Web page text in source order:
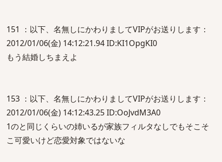
151 ：以下、名無しにかわりましてVIPがお送りします：
2012/01/06(金) 14:12:21.94 ID:KI1OpgKI0
もう結婚しちまえよ
153 ：以下、名無しにかわりましてVIPがお送りします：
2012/01/06(金) 14:12:43.25 ID:OoJvdM3A0
1のと同じくらいの姉いるが家族フィルタなしでもそこそ
こ可愛いけど恋愛対象ではないな